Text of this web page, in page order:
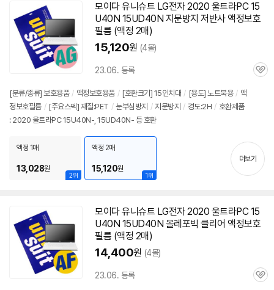
모이다 유니슈트 LG전자 2020 울트라PC15
U40N 15UD40N 지문방지 저반사 액정보호
필름 (액정 2매)
15,120원 (4몰)
23.06. 등록
관
[분류/종류] 보호용품 / 액정보호용품 / [호환크기] 15인치대 / [용도] 노트북용 / 액
정보호필름 / [주요스펙] 재질:PET / 눈부심방지 / 지문방지 / 경도:2H / 호환제품
: 2020 울트라PC 15U40N-, 15UD40N- 등 호환
2위
액정 1매
13,028원
1위
액정 2매
15,120원
더보기
모이다 유니슈트 LG전자 2020 울트라PC15
U40N 15UD40N 올레포빅 클리어 액정보호
필름 (액정 2매)
14,400원 (4몰)
23.06. 등록
관